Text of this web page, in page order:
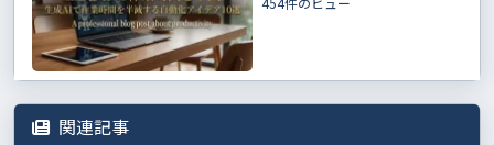
関連記事